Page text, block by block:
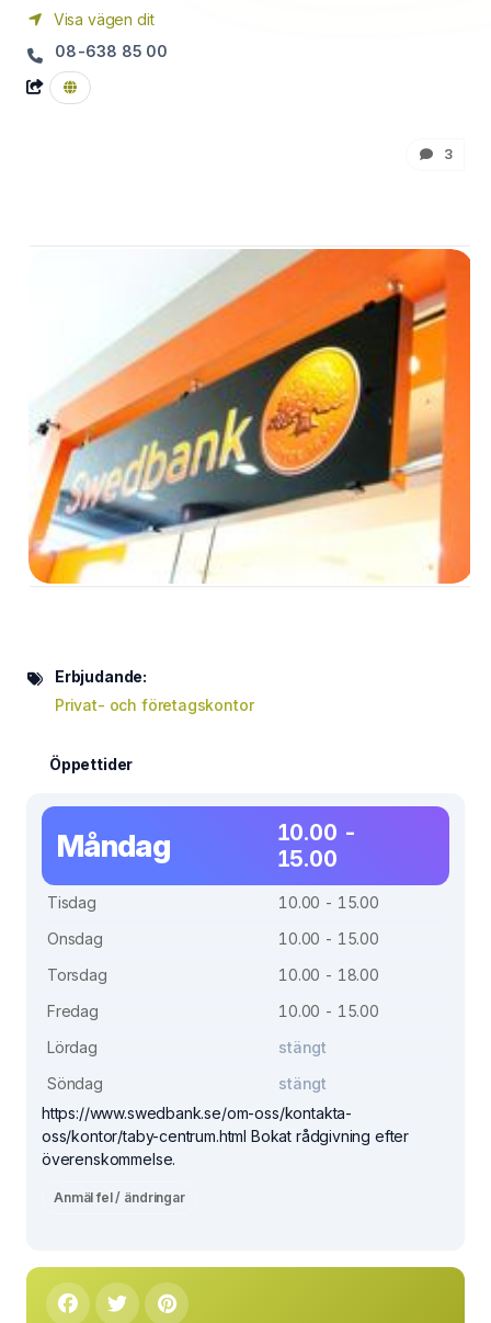
Visa vägen dit
08-638 85 00
3
Erbjudande:
Privat- och företagskontor
Öppettider
Måndag
10.00 -
15.00
Tisdag
10.00 - 15.00
Onsdag
10.00 - 15.00
Torsdag
10.00 - 18.00
Fredag
10.00 - 15.00
Lördag
stängt
Söndag
stängt
https://www.swedbank.se/om-oss/kontakta-
oss/kontor/taby-centrum.html Bokat rådgivning efter
överenskommelse.
Anmäl fel / ändringar